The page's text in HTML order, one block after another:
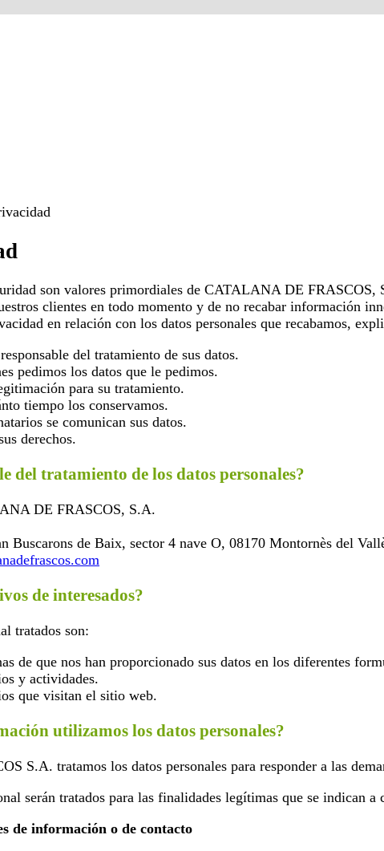
son valores primordiales de CATALANA DE
clientes en todo momento y de no recabar información
en relación con los datos personales que recabamos,
del tratamiento de sus datos.
pedimos los datos que le pedimos.
para su tratamiento.
tiempo los conservamos.
se comunican sus datos.
derechos.
del tratamiento de los datos personales?
DE FRASCOS, S.A.
Buscarons de Baix, sector 4 nave O, 08170 Montornès del
de interesados?
tratados son:
de que nos han proporcionado sus datos en los diferentes
y actividades.
que visitan el sitio web.
utilizamos los datos personales?
S.A. tratamos los datos personales para responder a las
serán tratados para las finalidades legítimas que se indican a
de información o de contacto